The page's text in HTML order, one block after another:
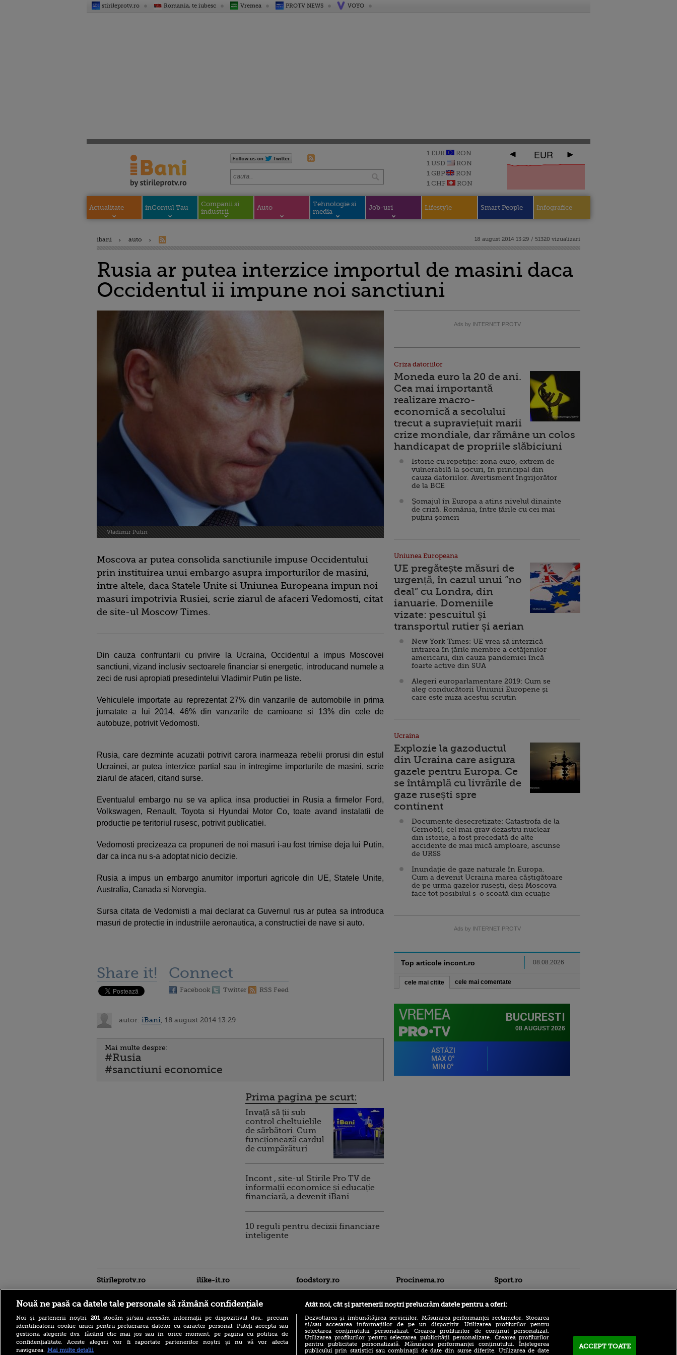
stirileprotv.ro Romania, te iubesc Vremea PROTV NEWS VOYO
1 EUR
RON
1 USD
RON
1 GBP
RON
1 CHF
RON
EUR
Actualitate inContul Tau
Companii si
industrii
Auto
Tehnologie si
media
Job-uri Lifestyle Smart People Infografice
ibani auto 18 august 2014 13:29 / 51320 vizualizari
Rusia ar putea interzice importul de masini daca
Occidentul ii impune noi sanctiuni
Vladimir Putin
Moscova ar putea consolida sanctiunile impuse Occidentului
prin instituirea unui embargo asupra importurilor de masini,
intre altele, daca Statele Unite si Uniunea Europeana impun noi
masuri impotrivia Rusiei, scrie ziarul de afaceri Vedomosti, citat
de site-ul Moscow Times.
Din cauza confruntarii cu privire la Ucraina, Occidentul a impus Moscovei
sanctiuni, vizand inclusiv sectoarele financiar si energetic, introducand numele a
zeci de rusi apropiati presedintelui Vladimir Putin pe liste.
Vehiculele importate au reprezentat 27% din vanzarile de automobile in prima
jumatate a lui 2014, 46% din vanzarile de camioane si 13% din cele de
autobuze, potrivit Vedomosti.
Rusia, care dezminte acuzatii potrivit carora inarmeaza rebelii prorusi din estul
Ucrainei, ar putea interzice partial sau in intregime importurile de masini, scrie
ziarul de afaceri, citand surse.
Eventualul embargo nu se va aplica insa productiei in Rusia a firmelor Ford,
Volkswagen, Renault, Toyota si Hyundai Motor Co, toate avand instalatii de
productie pe teritoriul rusesc, potrivit publicatiei.
Vedomosti precizeaza ca propuneri de noi masuri i-au fost trimise deja lui Putin,
dar ca inca nu s-a adoptat nicio decizie.
Rusia a impus un embargo anumitor importuri agricole din UE, Statele Unite,
Australia, Canada si Norvegia.
Sursa citata de Vedomisti a mai declarat ca Guvernul rus ar putea sa introduca
masuri de protectie in industriile aeronautica, a constructiei de nave si auto.
Share it! Connect
Facebook Twitter RSS Feed
autor: iBani , 18 august 2014 13:29
Mai multe despre:
#Rusia
#sanctiuni economice
Prima pagina pe scurt:
Invață să ții sub
control cheltuielile
de sărbători. Cum
funcționează cardul
de cumpărături
Incont , site-ul Știrile Pro TV de
informații economice și educație
financiară, a devenit iBani
10 reguli pentru decizii financiare
inteligente
Ads by INTERNET PROTV
Criza datoriilor
Moneda euro la 20 de ani.
Cea mai importantă
realizare macro-
economică a secolului
trecut a supraviețuit marii
crize mondiale, dar rămâne un colos
handicapat de propriile slăbiciuni
Istorie cu repetiție: zona euro, extrem de
vulnerabilă la șocuri, în principal din
cauza datoriilor. Avertisment îngrijorător
de la BCE
Șomajul în Europa a atins nivelul dinainte
de criză. România, între țările cu cei mai
puțini șomeri
Uniunea Europeana
UE pregătește măsuri de
urgență, în cazul unui ”no
deal” cu Londra, din
ianuarie. Domeniile
vizate: pescuitul şi
transportul rutier şi aerian
New York Times: UE vrea să interzică
intrarea în țările membre a cetăţenilor
americani, din cauza pandemiei încă
foarte active din SUA
Alegeri europarlamentare 2019: Cum se
aleg conducătorii Uniunii Europene și
care este miza acestui scrutin
Ucraina
Explozie la gazoductul
din Ucraina care asigura
gazele pentru Europa. Ce
se întâmplă cu livrările de
gaze rusești spre
continent
Documente desecretizate: Catastrofa de la
Cernobîl, cel mai grav dezastru nuclear
din istorie, a fost precedată de alte
accidente de mai mică amploare, ascunse
de URSS
Inundație de gaze naturale în Europa.
Cum a devenit Ucraina marea câștigătoare
de pe urma gazelor rusești, deși Moscova
face tot posibilul s-o scoată din ecuație
Ads by INTERNET PROTV
Top articole incont.ro 08.08.2026
cele mai citite cele mai comentate
Stirileprotv.ro ilike-it.ro foodstory.ro
(P) Descoperă Lumea
Procinema.ro Sport.ro
Victor Angelescu a văzut
faza controversată din UTA
Nouă ne pasă ca datele tale personale să rămână confidențiale
Noi și partenerii noștri 201stocăm și/sau accesăm informații pe dispozitivul dvs., precum
identificatorii cookie unici pentru prelucrarea datelor cu caracter personal. Puteți accepta sau
gestiona alegerile dvs. făcând clic mai jos sau în orice moment, pe pagina cu politica de
confidențialitate. Aceste alegeri vor fi raportate partenerilor noștri și nu vă vor afecta
navigarea. Mai multe detalii
Atât noi, cât și partenerii noștri prelucrăm datele pentru a oferi:
Dezvoltarea și îmbunătățirea serviciilor. Măsurarea performanței reclamelor. Stocarea
și/sau accesarea informațiilor de pe un dispozitiv. Utilizarea profilurilor pentru
selectarea conținutului personalizat. Crearea profilurilor de conținut personalizat.
Utilizarea profilurilor pentru selectarea publicității personalizate. Crearea profilurilor
pentru publicitate personalizată. Măsurarea performanței conținutului. Înțelegerea
publicului prin statistici sau combinații de date din surse diferite. Utilizarea de date
ACCEPT TOATE